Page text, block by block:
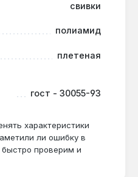
защита или
работ на
где нужна высокая
к влаге.
по Украине.
нужен для
свивки
полиамид
плетеная
гост - 30055-93
характеристики
ли ошибку в
проверим и